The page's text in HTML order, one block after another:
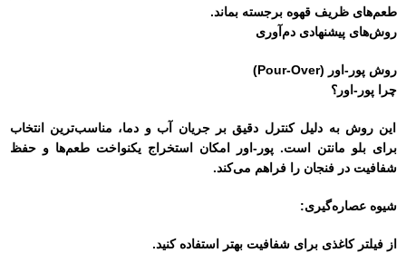
طعم‌های ظریف قهوه برجسته بماند.
روش‌های پیشنهادی دم‌آوری
روش پور-اور (Pour-Over)
چرا پور-اور؟
این روش به دلیل کنترل دقیق بر جریان آب و دما، مناسب‌ترین انتخاب
برای بلو مانتن است. پور-اور امکان استخراج یکنواخت طعم‌ها و حفظ
شفافیت در فنجان را فراهم می‌کند.
شیوه عصاره‌گیری:
از فیلتر کاغذی برای شفافیت بهتر استفاده کنید.